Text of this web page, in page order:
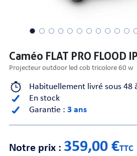
AUDIO
Caméo FLAT PRO FLOOD
projecteur outdoor led cob tricolore 60 w
Habituellement livré sous 48
En stock
Garantie : 3 ans
Notre prix : 359,00 €TTC